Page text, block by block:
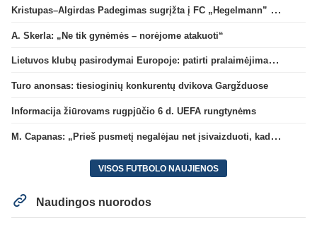
Kristupas–Algirdas Padegimas sugrįžta į FC „Hegelmann” B sudėtį
A. Skerla: „Ne tik gynėmės – norėjome atakuoti“
Lietuvos klubų pasirodymai Europoje: patirti pralaimėjimai Kroatijos atstovams
Turo anonsas: tiesioginių konkurentų dvikova Gargžduose
Informacija žiūrovams rugpjūčio 6 d. UEFA rungtynėms
M. Capanas: „Prieš pusmetį negalėjau net įsivaizduoti, kad žaisime prieš „Hajduk“
VISOS FUTBOLO NAUJIENOS
Naudingos nuorodos